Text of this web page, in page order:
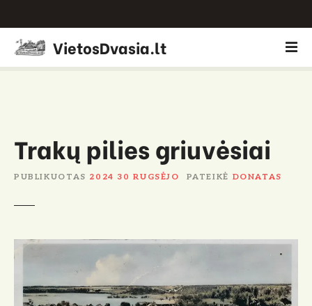
r
VietosDvasia.lt
Trakų pilies griuvėsiai
PUBLIKUOTAS 2024 30 RUGSĖJO PATEIKĖ DONATAS